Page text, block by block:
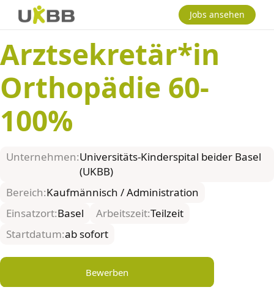
Jobs ansehen
Arztsekretär*in
Orthopädie 60-
100%
Unternehmen:Universitäts-Kinderspital beider Basel
(UKBB)
Bereich:Kaufmännisch / Administration
Einsatzort:Basel Arbeitszeit:Teilzeit
Startdatum:ab sofort
Bewerben